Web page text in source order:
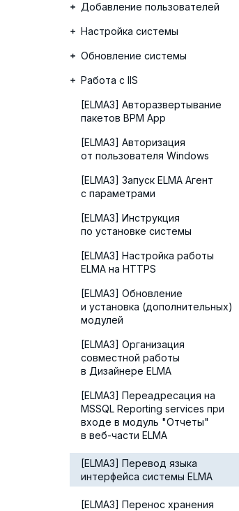
Добавление пользователей
Настройка системы
Обновление системы
Работа с IIS
[ELMA3] Авторазвертывание
пакетов BPM App
[ELMA3] Авторизация
от пользователя Windows
[ELMA3] Запуск ELMA Агент
с параметрами
[ELMA3] Инструкция
по установке системы
[ELMA3] Настройка работы
ELMA на HTTPS
[ELMA3] Обновление
и установка (дополнительных)
модулей
[ELMA3] Организация
совместной работы
в Дизайнере ELMA
[ELMA3] Переадресация на
MSSQL Reporting services при
входе в модуль "Отчеты"
в веб-части ELMA
[ELMA3] Перевод языка
интерфейса системы ELMA
[ELMA3] Перенос хранения